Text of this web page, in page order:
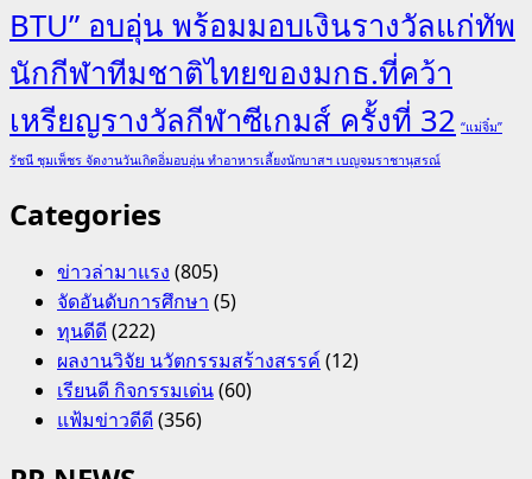
BTU” อบอุ่น พร้อมมอบเงินรางวัลแก่ทัพ
นักกีฬาทีมชาติไทยของมกธ.ที่คว้า
เหรียญรางวัลกีฬาซีเกมส์ ครั้งที่ 32 “แม่จิ๋ม”
รัชนี ชุมเพ็ชร จัดงานวันเกิดอิ่มอบอุ่น ทำอาหารเลี้ยงนักบาสฯ เบญจมราชานุสรณ์
Categories
ข่าวล่ามาแรง (805)
จัดอันดับการศึกษา (5)
ทุนดีดี(222)
ผลงานวิจัย นวัตกรรมสร้างสรรค์(12)
เรียนดี กิจกรรมเด่น(60)
แฟ้มข่าวดีดี(356)